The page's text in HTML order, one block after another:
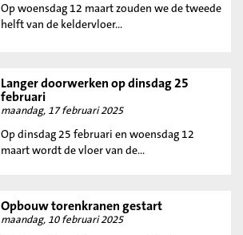
Op woensdag 12 maart zouden we de tweede
helft van de keldervloer...
Langer doorwerken op dinsdag 25
februari
maandag, 17 februari 2025
Op dinsdag 25 februari en woensdag 12
maart wordt de vloer van de...
Opbouw torenkranen gestart
maandag, 10 februari 2025